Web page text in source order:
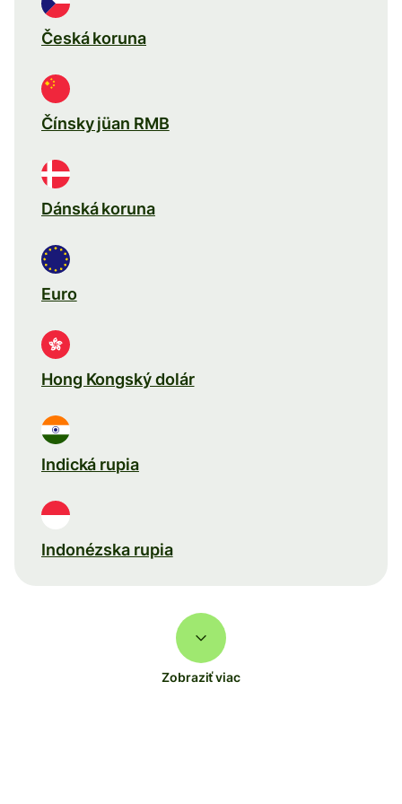
Česká koruna
Čínsky jüan RMB
Dánská koruna
Euro
Hong Kongský dolár
Indická rupia
Indonézska rupia
Zobraziť viac